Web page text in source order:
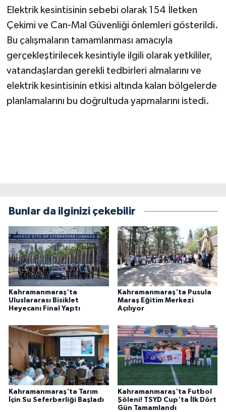
Elektrik kesintisinin sebebi olarak 154 İletken
Çekimi ve Can-Mal Güvenliği önlemleri gösterildi.
Bu çalışmaların tamamlanması amacıyla
gerçekleştirilecek kesintiyle ilgili olarak yetkililer,
vatandaşlardan gerekli tedbirleri almalarını ve
elektrik kesintisinin etkisi altında kalan bölgelerde
planlamalarını bu doğrultuda yapmalarını istedi.
Bunlar da ilginizi çekebilir
Kahramanmaraş'ta
Uluslararası Bisiklet
Heyecanı Final Yaptı
Kahramanmaraş'ta Pusula
Maraş Eğitim Merkezi
Açılıyor
Kahramanmaraş'ta Tarım
İçin Su Seferberliği Başladı
Kahramanmaraş'ta Futbol
Şöleni! TSYD Cup'ta İlk Dört
Gün Tamamlandı
SEÇİM 2014
KİM KİMDİR
KİTAP
Politika
YEREL
BÖLGEDEN
ASAYİŞ
SEÇİM 2015
ÇEVRE